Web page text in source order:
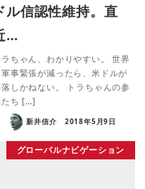
ル信認性維持。直
…
ラちゃん、わかりやすい。 世界
事緊張が減ったら、米ドルが
しかねない。 トラちゃんの参
たち […]
新井信介 2018年5月9日
グローバルナビゲーション